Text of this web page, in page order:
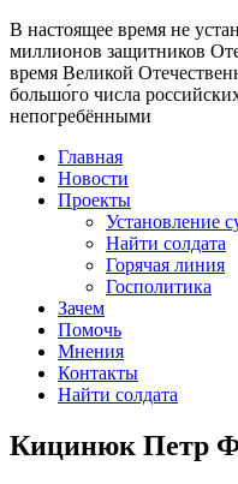
В настоящее время не
миллионов защитников
время Великой
большо́го числа
непогребёнными
Главная
Новости
Проекты
Установление
Найти солдата
Горячая линия
Госполитика
Зачем
Помочь
Мнения
Контакты
Найти солдата
Кицинюк Петр